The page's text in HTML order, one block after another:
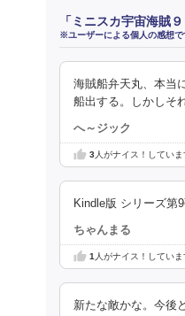
「ミニスカ宇宙海賊
※ユーザーによる個人の感想で
海賊船弁天丸、本当
船出する。しかしそ
へ～ジック
3人がナイス！していま
Kindle版 シリーズ第
ちゃんまる
1 人がナイス！していま
新たな敵かな。今後